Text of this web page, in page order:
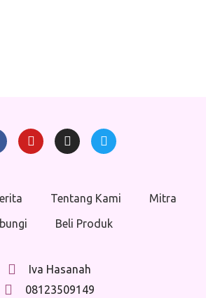
Tentang Kami
Mitra
Beli Produk
Iva Hasanah
08123509149